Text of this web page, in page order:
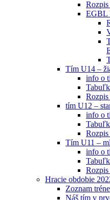
EGBL
Tím U14 –
info o
tím U12 –
info o
Rozpis
Tím U11 –
info o
Rozpis
Hracie obdobie
Zoznam
Náš tím v